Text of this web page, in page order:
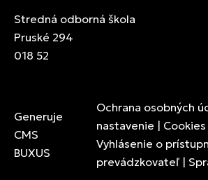
Stredná odborná škola
Pruské 294
018 52
Generuje
CMS
BUXUS
Ochrana osobných
nastavenie |
Vyhlásenie o
prevádzkovateľ |